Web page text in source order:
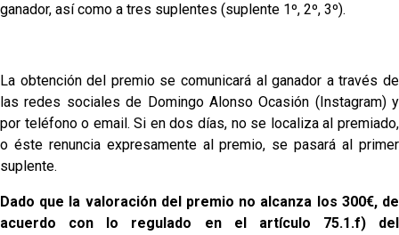
ganador, así como a tres suplentes (suplente 1º, 2º, 3º).
La obtención del premio se comunicará al ganador a través de
las redes sociales de Domingo Alonso Ocasión (Instagram) y
por teléfono o email. Si en dos días, no se localiza al premiado,
o éste renuncia expresamente al premio, se pasará al primer
suplente.
Dado que la valoración del premio no alcanza los 300€, de
acuerdo con lo regulado en el artículo 75.1.f) del